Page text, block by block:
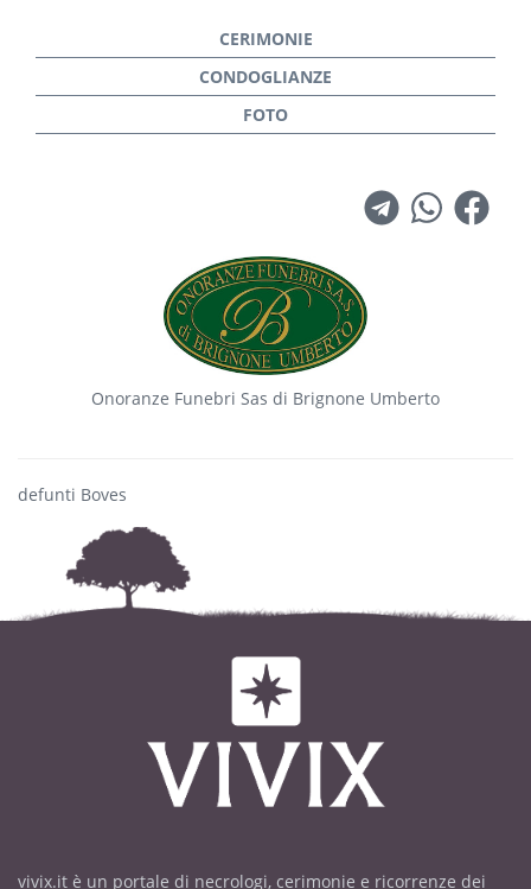
Onoranze Funebri Sas di Brignone Umberto
defunti Boves
vivix.it è un portale di necrologi, cerimonie e ricorrenze dei